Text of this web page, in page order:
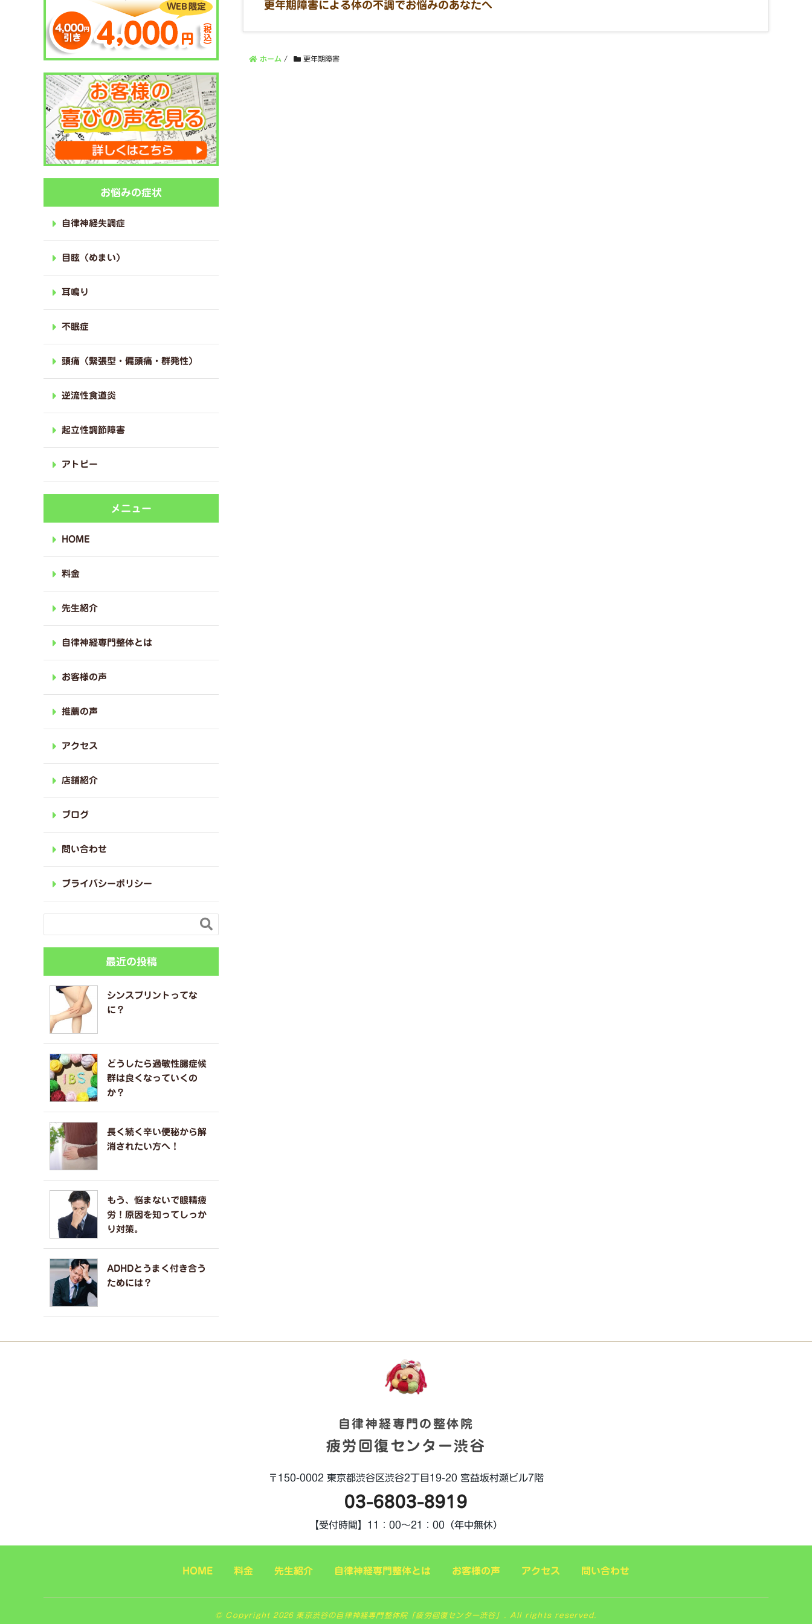
更年期障害による体の不調でお悩みのあなたへ
ホーム / 更年期障害
お悩みの症状
自律神経失調症
目眩（めまい）
耳鳴り
不眠症
頭痛（緊張型・偏頭痛・群発性）
逆流性食道炎
起立性調節障害
アトピー
メニュー
HOME
料金
先生紹介
自律神経専門整体とは
お客様の声
推薦の声
アクセス
店舗紹介
ブログ
問い合わせ
プライバシーポリシー

最近の投稿
シンスプリントってな
に？
どうしたら過敏性腸症候
群は良くなっていくの
か？
長く続く辛い便秘から解
消されたい方へ！
もう、悩まないで眼精疲
労！原因を知ってしっか
り対策。
ADHDとうまく付き合う
ためには？
自律神経専門の整体院
疲労回復センター渋谷
〒150-0002 東京都渋谷区渋谷2丁目19-20 宮益坂村瀬ビル7階
03-6803-8919
【受付時間】 11：00～21：00（年中無休）
HOME 料金 先生紹介 自律神経専門整体とは お客様の声 アクセス 問い合わせ
© Copyright 2026 東京渋谷の自律神経専門整体院「疲労回復センター渋谷」. All rights reserved.